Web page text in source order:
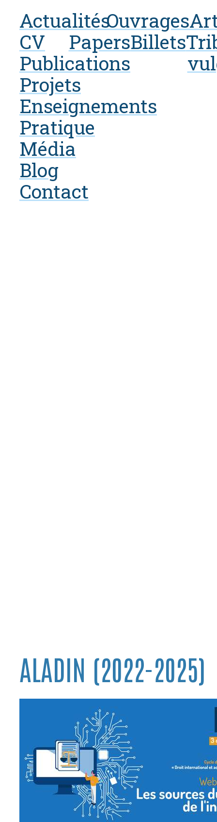
Actualités
CV
Publications
Projets
Enseignements
Pratique
Média
Blog
Contact
Ouvrages
PapersBillets
ALADIN (2022-2025)